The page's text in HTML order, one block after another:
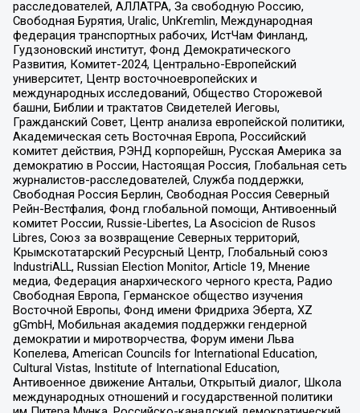
расследователей, АЛЛАТРА, За свободную Россию,
Свободная Бурятия, Uralic, UnKremlin, Международная
федерация транспортных рабочих, ИстЧам Финланд,
Гудзоновский институт, Фонд Демократического
Развития, Комитет-2024, Центрально-Европейский
университет, Центр восточноевропейских и
международных исследований, Общество Сторожевой
башни, Библии и трактатов Свидетелей Иеговы,
Гражданский Совет, Центр анализа европейской политики,
Академическая сеть Восточная Европа, Российский
комитет действия, РЭНД корпорейшн, Русская Америка за
демократию в России, Настоящая Россия, Глобальная сеть
журналистов-расследователей, Служба поддержки,
Свободная Россия Берлин, Свободная Россия Северный
Рейн-Вестфалия, Фонд глобальной помощи, Антивоенный
комитет России, Russie-Libertes, La Asocicion de Rusos
Libres, Союз за возвращение Северных территорий,
Крымскотатарский Ресурсный Центр, Глобальный союз
IndustriALL, Russian Election Monitor, Article 19, Мнение
медиа, Федерация анархического черного креста, Радио
Свободная Европа, Германское общество изучения
Восточной Европы, Фонд имени Фридриха Эберта, XZ
gGmbH, Мобильная академия поддержки гендерной
демократии и миротворчества, Форум имени Льва
Копелева, American Councils for International Education,
Cultural Vistas, Institute of International Education,
Антивоенное движение Антальи, Открытый диалог, Школа
международных отношений и государственной политики